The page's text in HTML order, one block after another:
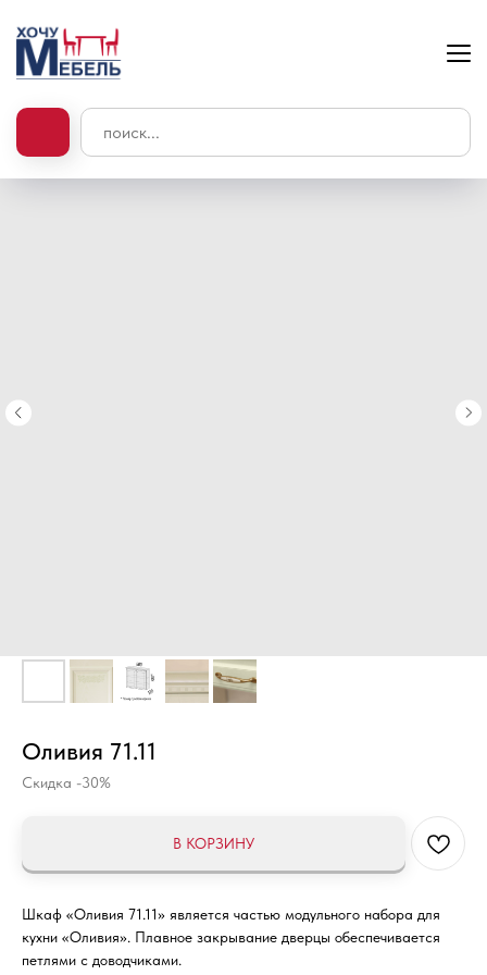
Оливия 71.11
Скидка -30%
В КОРЗИНУ
Шкаф «Оливия 71.11» является частью модульного набора для
кухни «Оливия». Плавное закрывание дверцы обеспечивается
петлями с доводчиками.